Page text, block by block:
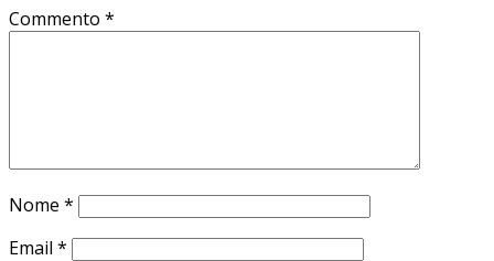
Commento *
Nome *
Email *